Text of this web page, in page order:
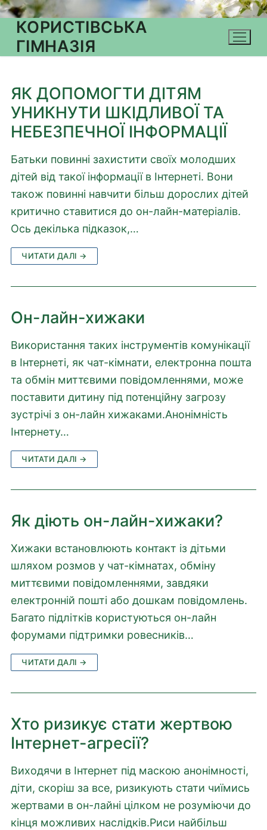
КОРИСТІВСЬКА
ГІМНАЗІЯ
ЯК ДОПОМОГТИ ДІТЯМ
УНИКНУТИ ШКІДЛИВОЇ ТА
НЕБЕЗ­ПЕЧНОЇ ІНФОРМАЦІЇ
Батьки повинні захистити своїх молодших
дітей від такої інформації в Інтернеті. Вони
також повинні навчити більш дорослих дітей
критично ставитися до он-лайн-матеріалів.
Ось декілька підказок,…
ЧИТАТИ ДАЛІ →
Он-лайн-хижаки
Використання таких інструментів комунікації
в Інтернеті, як чат-кімнати, електронна пошта
та обмін миттєвими повідомленнями, може
поставити дитину під потенційну загрозу
зустрічі з он-лайн хижаками.Анонімність
Інтернету…
ЧИТАТИ ДАЛІ →
Як діють он-лайн-хижаки?
Хижаки встановлюють контакт із дітьми
шляхом розмов у чат-кімнатах, обміну
миттєвими повідомленнями, завдяки
електронній пошті або дошкам повідомлень.
Багато підлітків користуються он-лайн
форумами підтримки ровесників…
ЧИТАТИ ДАЛІ →
Хто ризикує стати жертвою
Інтернет-агресії?
Виходячи в Інтернет під маскою анонімності,
діти, скоріш за все, ризикують стати чиїмись
жертвами в он-лайні цілком не розуміючи до
кінця можливих наслідків.Риси найбільш